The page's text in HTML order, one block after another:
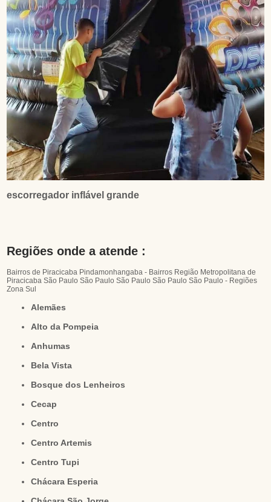
escorregador inflável grande
Regiões onde a atende :
Bairros de Piracicaba Pindamonhangaba - Bairros Região Metropolitana de
Piracicaba São Paulo São Paulo São Paulo São PauloSão Paulo - Regiões
Zona Sul
Alemães
Alto da Pompeia
Anhumas
Bela Vista
Bosque dos Lenheiros
Cecap
Centro
Centro Artemis
Centro Tupi
Chácara Esperia